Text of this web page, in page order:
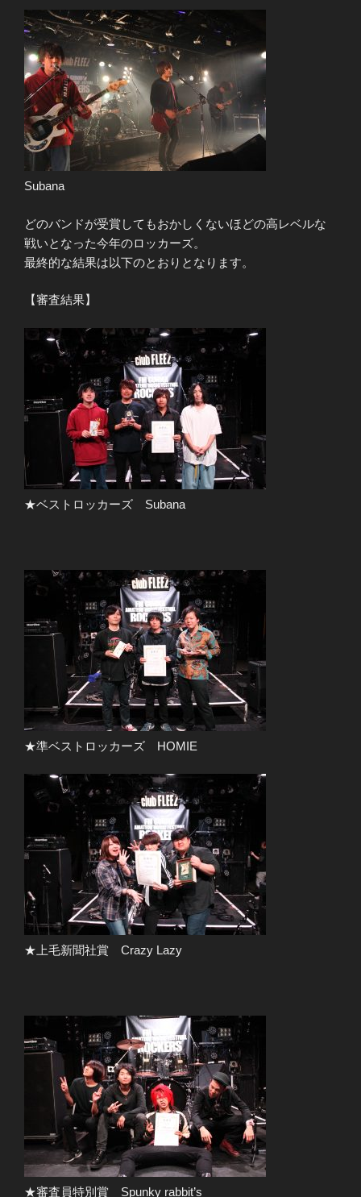
Subana
どのバンドが受賞してもおかしくないほどの高レベルな
戦いとなった今年のロッカーズ。
最終的な結果は以下のとおりとなります。
【審査結果】
★ベストロッカーズ Subana
★準ベストロッカーズ HOMIE
★上毛新聞社賞 Crazy Lazy
★審査員特別賞 Spunky rabbit’s